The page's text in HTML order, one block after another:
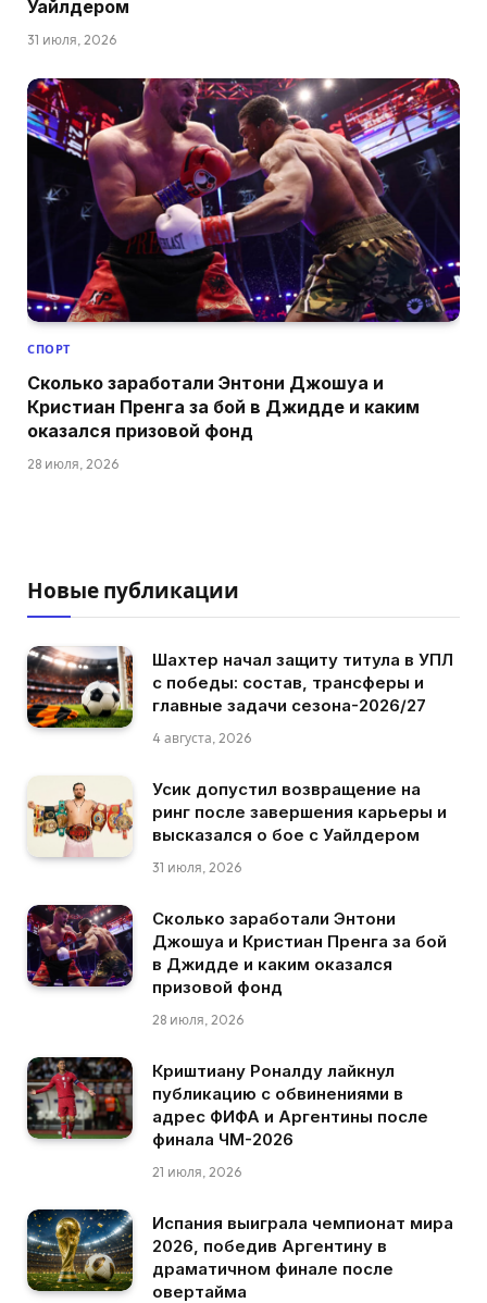
Уайлдером
31 июля, 2026
СПОРТ
Сколько заработали Энтони Джошуа и
Кристиан Пренга за бой в Джидде и каким
оказался призовой фонд
28 июля, 2026
Новые публикации
Шахтер начал защиту титула в УПЛ
с победы: состав, трансферы и
главные задачи сезона-2026/27
4 августа, 2026
Усик допустил возвращение на
ринг после завершения карьеры и
высказался о бое с Уайлдером
31 июля, 2026
Сколько заработали Энтони
Джошуа и Кристиан Пренга за бой
в Джидде и каким оказался
призовой фонд
28 июля, 2026
Криштиану Роналду лайкнул
публикацию с обвинениями в
адрес ФИФА и Аргентины после
финала ЧМ-2026
21 июля, 2026
Испания выиграла чемпионат мира
2026, победив Аргентину в
драматичном финале после
овертайма